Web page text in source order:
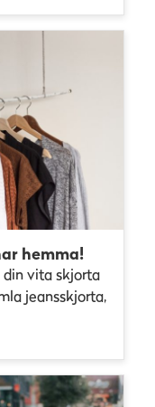
hemma!
din vita skjorta
jeansskjorta,